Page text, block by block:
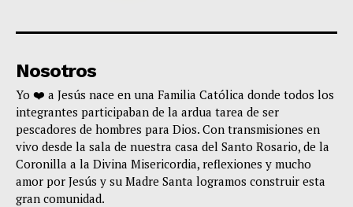
Nosotros
Yo ❤️ a Jesús nace en una Familia Católica donde todos los
integrantes participaban de la ardua tarea de ser
pescadores de hombres para Dios. Con transmisiones en
vivo desde la sala de nuestra casa del Santo Rosario, de la
Coronilla a la Divina Misericordia, reflexiones y mucho
amor por Jesús y su Madre Santa logramos construir esta
gran comunidad.